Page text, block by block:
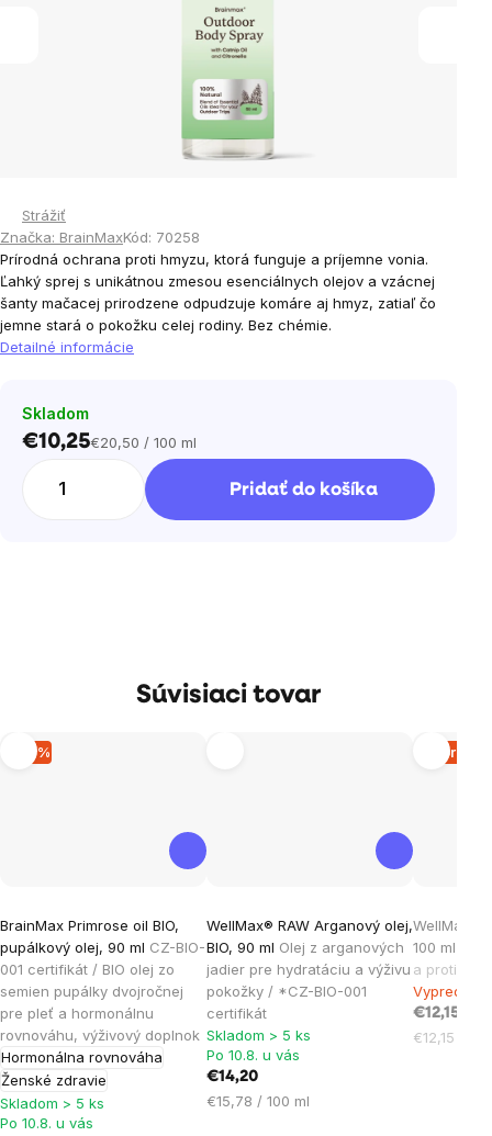
Strážiť
Značka: BrainMaxKód: 70258
Prírodná ochrana proti hmyzu, ktorá funguje a príjemne vonia.
Ľahký sprej s unikátnou zmesou esenciálnych olejov a vzácnej
šanty mačacej prirodzene odpudzuje komáre aj hmyz, zatiaľ čo
jemne stará o pokožku celej rodiny. Bez chémie.
Detailné informácie
Skladom
€10,25Jednotková
€20,50 / 100 ml
Pridať do košíka
Súvisiaci tovar
–19 %
BrainMax Primrose oil BIO,
pupálkový olej, 90 ml CZ-BIO-
001 certifikát / BIO olej zo
semien pupálky dvojročnej
pre pleť a hormonálnu
rovnováhu, výživový doplnok
Hormonálna rovnováha
Ženské zdravie
Skladom > 5 ks
Po 10.8. u vás
WellMax® RAW Arganový olej,
BIO, 90 ml Olej z arganových
jadier pre hydratáciu a výživu
pokožky / *CZ-BIO-001
certifikát
hodnotenie
produktu
je
5,0
z
5
hviezdičiek.
Skladom > 5 ks
Po 10.8. u vás
€14,20
Jednotková
€15,78 / 100 ml
WellMax®
100 ml
a proti
Vypredané
€12,15
Jednotková
€12,15 /